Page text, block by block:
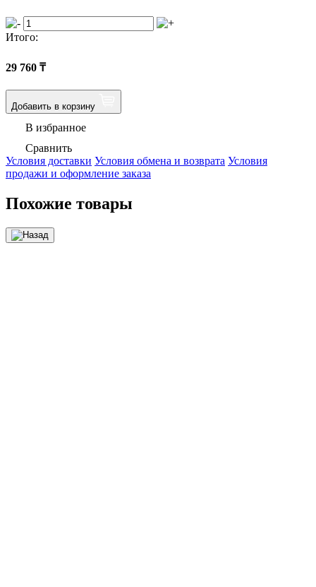
Итого:
29 760 ₸
Добавить в корзину
В избранное
Сравнить
Условия доставки Условия обмена и возврата Условия
продажи и оформление заказа
Похожие товары